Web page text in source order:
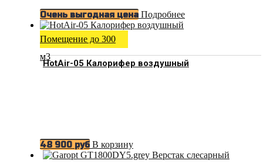
Очень выгодная цена Подробнее
Помещение до 300
м3
HotAir-05 Калорифер воздушный
48 900 руб В корзину